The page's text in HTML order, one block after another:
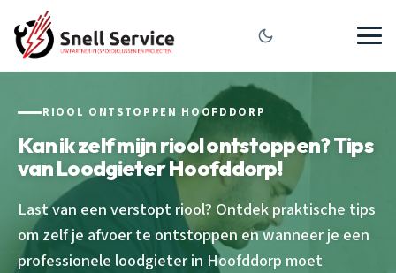
RIOOL ONTSTOPPEN HOOFDDORP
Kan ik zelf mijn riool ontstoppen? Tips
van Loodgieter Hoofddorp!
Last van een verstopt riool? Ontdek praktische tips
om zelf je afvoer te ontstoppen en wanneer je een
professionele loodgieter in Hoofddorp moet